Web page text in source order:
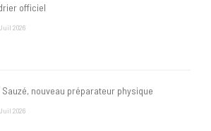
officiel
2026
nouveau préparateur physique
2026